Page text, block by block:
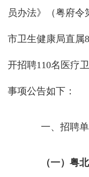
员办法》（粤府令
市卫生健康局直属
开招聘110名医疗
事项公告如下：
一、招聘
（一）粤